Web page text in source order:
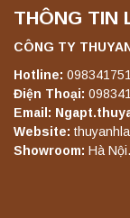
THÔNG TIN
CÔNG TY
Hotline:
Điện Thoại:
Email:
Website:
Showroom: Hà Nội.